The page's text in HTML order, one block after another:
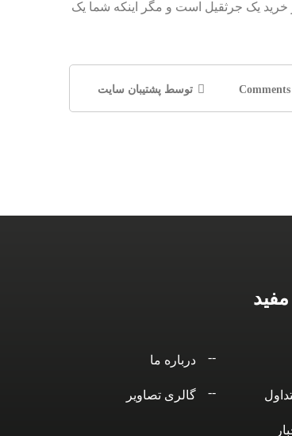
خرید یک جرثقیل است و مگر اینکه شما یک
توسط پشتیبان سایت
درباره ما
گالری تصاویر